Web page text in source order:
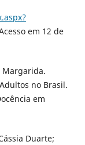
em 12 de
Margarida.
no Brasil.
em
Duarte;